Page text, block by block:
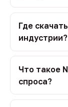
Где
индустрии?
Что такое
спроса?